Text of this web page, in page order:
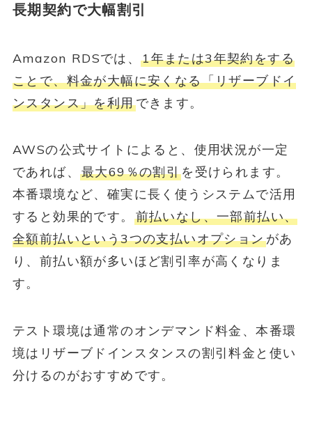
長期契約で大幅割引
Amazon RDSでは、1年または3年契約をする
ことで、料金が大幅に安くなる「リザーブドイ
ンスタンス」を利用できます。
AWSの公式サイトによると、使用状況が一定
であれば、 最大69％の割引を受けられます。
本番環境など、確実に長く使うシステムで活用
すると効果的です。 前払いなし、一部前払い、
全額前払いという3つの支払いオプションがあ
り、前払い額が多いほど割引率が高くなりま
す。
テスト環境は通常のオンデマンド料金、本番環
境はリザーブドインスタンスの割引料金と使い
分けるのがおすすめです。